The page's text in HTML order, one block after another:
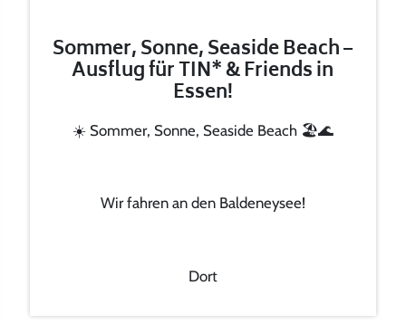
Sommer, Sonne, Seaside Beach –
Ausflug für TIN* & Friends in
Essen!
☀️ Sommer, Sonne, Seaside Beach 🏖️🌊
Wir fahren an den Baldeneysee!
Dort